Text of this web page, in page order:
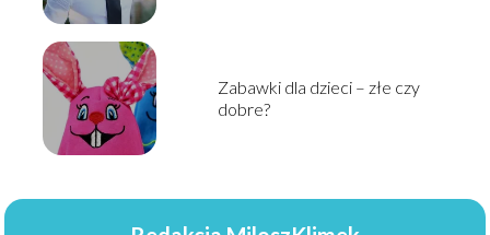
Zabawki dla dzieci – złe czy
dobre?